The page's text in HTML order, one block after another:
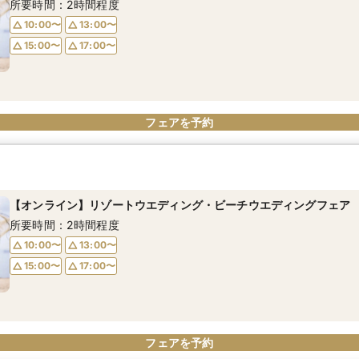
所要時間：2時間程度
10:00〜
13:00〜
15:00〜
17:00〜
フェアを予約
【オンライン】リゾートウエディング・ビーチウエディングフェア
所要時間：2時間程度
10:00〜
13:00〜
15:00〜
17:00〜
フェアを予約